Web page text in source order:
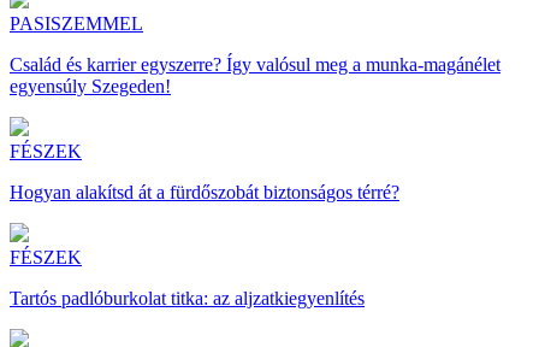
PASISZEMMEL
Család és karrier egyszerre? Így valósul meg a munka-magánélet
egyensúly Szegeden!
FÉSZEK
Hogyan alakítsd át a fürdőszobát biztonságos térré?
FÉSZEK
Tartós padlóburkolat titka: az aljzatkiegyenlítés